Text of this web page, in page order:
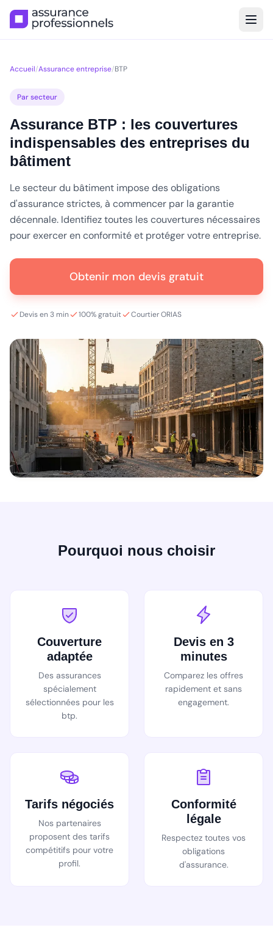
Accueil/Assurance entreprise/BTP
Par secteur
Assurance BTP : les couvertures
indispensables des entreprises du
bâtiment
Le secteur du bâtiment impose des obligations
d'assurance strictes, à commencer par la garantie
décennale. Identifiez toutes les couvertures nécessaires
pour exercer en conformité et protéger votre entreprise.
Obtenir mon devis gratuit
Devis en 3 min 100% gratuit Courtier ORIAS
Pourquoi nous choisir
Couverture
adaptée
Des assurances
spécialement
sélectionnées pour les
btp.
Devis en 3
minutes
Comparez les offres
rapidement et sans
engagement.
Tarifs négociés
Nos partenaires
proposent des tarifs
compétitifs pour votre
profil.
Conformité
légale
Respectez toutes vos
obligations
d'assurance.